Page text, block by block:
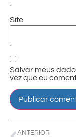
Site
Salvar meus
vez que eu
ANTERIOR